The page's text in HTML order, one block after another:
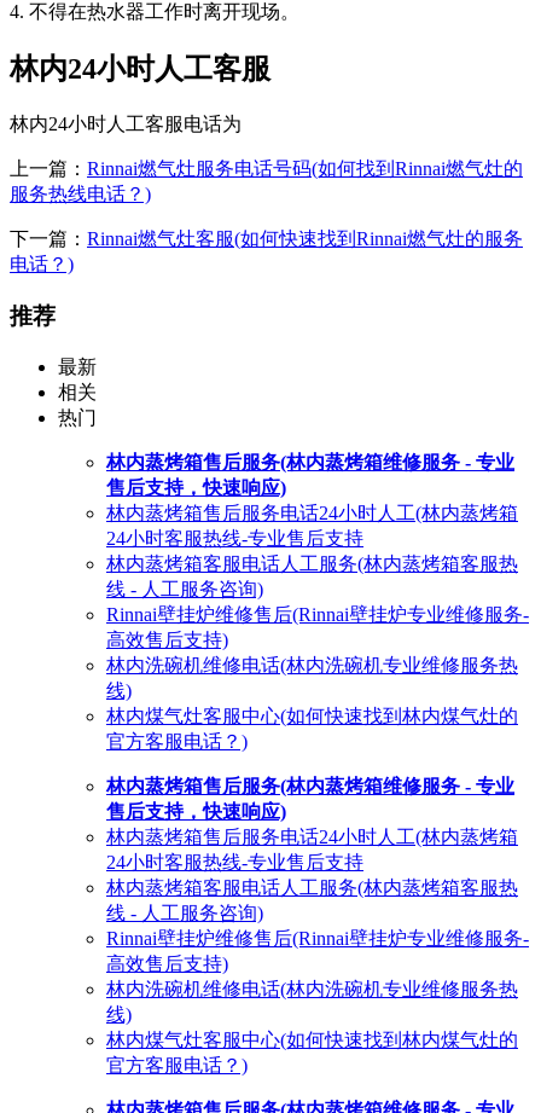
4. 不得在热水器工作时离开现场。
林内24小时人工客服
林内24小时人工客服电话为
上一篇： Rinnai燃气灶服务电话号码(如何找到Rinnai燃气灶的
服务热线电话？)
下一篇： Rinnai燃气灶客服(如何快速找到Rinnai燃气灶的服务
电话？)
推荐
最新
相关
热门
林内蒸烤箱售后服务(林内蒸烤箱维修服务 - 专业
售后支持，快速响应)
林内蒸烤箱售后服务电话24小时人工(林内蒸烤箱
24小时客服热线-专业售后支持
林内蒸烤箱客服电话人工服务(林内蒸烤箱客服热
线 - 人工服务咨询)
Rinnai壁挂炉维修售后(Rinnai壁挂炉专业维修服务-
高效售后支持)
林内洗碗机维修电话(林内洗碗机专业维修服务热
线)
林内煤气灶客服中心(如何快速找到林内煤气灶的
官方客服电话？)
林内蒸烤箱售后服务(林内蒸烤箱维修服务 - 专业
售后支持，快速响应)
林内蒸烤箱售后服务电话24小时人工(林内蒸烤箱
24小时客服热线-专业售后支持
林内蒸烤箱客服电话人工服务(林内蒸烤箱客服热
线 - 人工服务咨询)
Rinnai壁挂炉维修售后(Rinnai壁挂炉专业维修服务-
高效售后支持)
林内洗碗机维修电话(林内洗碗机专业维修服务热
线)
林内煤气灶客服中心(如何快速找到林内煤气灶的
官方客服电话？)